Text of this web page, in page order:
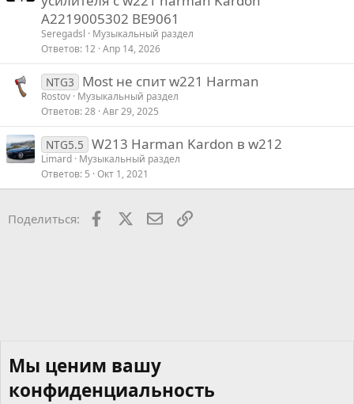
A2219005302 BE9061
Seregadsl
Музыкальный раздел
Ответов 12 Апр 14, 2026
NTG3 Most не спит w221 Harman
Rostov Музыкальный раздел
Ответов 28 Авг 29, 2025
NTG5.5 W213 Harman Kardon в w212
Limard Музыкальный раздел
Ответов 5 Окт 1, 2021
Поделиться: Facebook ПочтаСсылкой
Мы ценим вашу
конфиденциальность